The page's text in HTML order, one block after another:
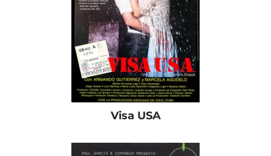
Visa USA